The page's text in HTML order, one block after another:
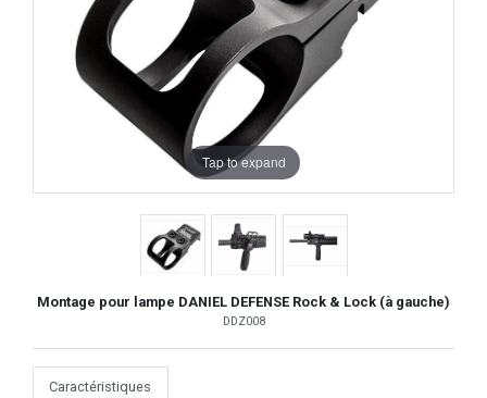
Tap to expand
Montage pour lampe DANIEL DEFENSE Rock & Lock (à gauche)
DDZ008
Caractéristiques